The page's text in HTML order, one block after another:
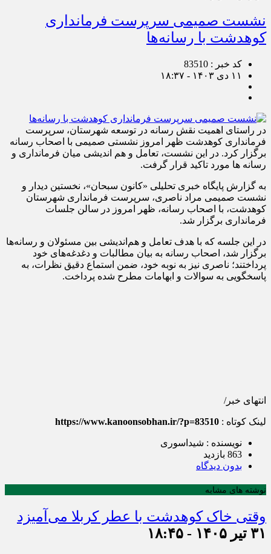
نشست صمیمی سرپرست فرمانداری
کوهدشت با رسانه‌ها
کد خبر : 83510
۱۱ دی ۱۴۰۳ - ۱۸:۳۷
در راستای اهمیت نقش رسانه در توسعه شهرستان، سرپرست
فرمانداری کوهدشت ظهر امروز نشستی صمیمی با اصحاب رسانه
برگزار کرد. در این نشست، تعامل و هم اندیشی میان فرمانداری و
رسانه ها مورد تاکید قرار گرفت.
به گزارش پایگاه خبری تحلیلی «کانون سبحان»، نخستین دیدار و
نشست صمیمی مراد ناصری، سرپرست فرمانداری شهرستان
کوهدشت، با اصحاب رسانه، ظهر امروز در سالن جلسات
فرمانداری برگزار شد.
در این جلسه که با هدف تعامل و هم‌اندیشی بین مسئولان و رسانه‌ها
برگزار شد، اصحاب رسانه به بیان مطالبات و دغدغه‌های خود
پرداختند؛ ناصری نیز به نوبه خود، ضمن استماع دقیق نظرات، به
پاسخگویی به سوالات و ابهامات مطرح شده پرداخت.
انتهای خبر/
لینک کوتاه : https://www.kanoonsobhan.ir/?p=83510
نویسنده : شیداسوری
863 بازدید
بدون دیدگاه
نوشته های مشابه
وقتی خاک کوهدشت با عطر کربلا می‌آمیزد
۳۱ تیر ۱۴۰۵ - ۱۸:۴۵